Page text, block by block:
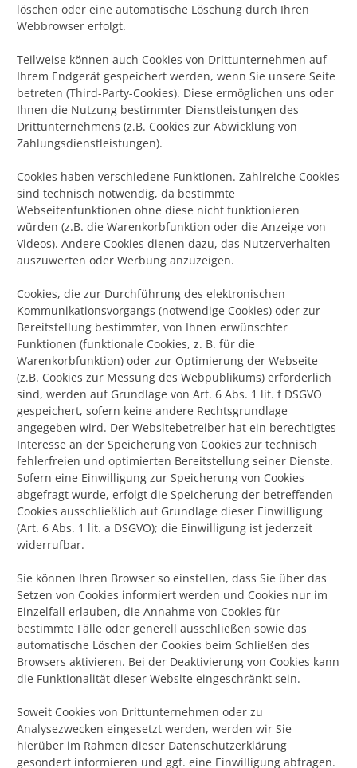
löschen oder eine automatische Löschung durch Ihren
Webbrowser erfolgt.
Teilweise können auch Cookies von Drittunternehmen auf
Ihrem Endgerät gespeichert werden, wenn Sie unsere Seite
betreten (Third-Party-Cookies). Diese ermöglichen uns oder
Ihnen die Nutzung bestimmter Dienstleistungen des
Drittunternehmens (z.B. Cookies zur Abwicklung von
Zahlungsdienstleistungen).
Cookies haben verschiedene Funktionen. Zahlreiche Cookies
sind technisch notwendig, da bestimmte
Webseitenfunktionen ohne diese nicht funktionieren
würden (z.B. die Warenkorbfunktion oder die Anzeige von
Videos). Andere Cookies dienen dazu, das Nutzerverhalten
auszuwerten oder Werbung anzuzeigen.
Cookies, die zur Durchführung des elektronischen
Kommunikationsvorgangs (notwendige Cookies) oder zur
Bereitstellung bestimmter, von Ihnen erwünschter
Funktionen (funktionale Cookies, z. B. für die
Warenkorbfunktion) oder zur Optimierung der Webseite
(z.B. Cookies zur Messung des Webpublikums) erforderlich
sind, werden auf Grundlage von Art. 6 Abs. 1 lit. f DSGVO
gespeichert, sofern keine andere Rechtsgrundlage
angegeben wird. Der Websitebetreiber hat ein berechtigtes
Interesse an der Speicherung von Cookies zur technisch
fehlerfreien und optimierten Bereitstellung seiner Dienste.
Sofern eine Einwilligung zur Speicherung von Cookies
abgefragt wurde, erfolgt die Speicherung der betreffenden
Cookies ausschließlich auf Grundlage dieser Einwilligung
(Art. 6 Abs. 1 lit. a DSGVO); die Einwilligung ist jederzeit
widerrufbar.
Sie können Ihren Browser so einstellen, dass Sie über das
Setzen von Cookies informiert werden und Cookies nur im
Einzelfall erlauben, die Annahme von Cookies für
bestimmte Fälle oder generell ausschließen sowie das
automatische Löschen der Cookies beim Schließen des
Browsers aktivieren. Bei der Deaktivierung von Cookies kann
die Funktionalität dieser Website eingeschränkt sein.
Soweit Cookies von Drittunternehmen oder zu
Analysezwecken eingesetzt werden, werden wir Sie
hierüber im Rahmen dieser Datenschutzerklärung
gesondert informieren und ggf. eine Einwilligung abfragen.